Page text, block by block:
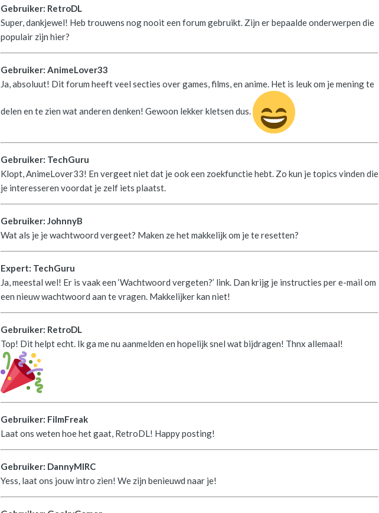
Gebruiker: RetroDL
Super, dankjewel! Heb trouwens nog nooit een forum gebruikt. Zijn er bepaalde onderwerpen die
populair zijn hier?
Gebruiker: AnimeLover33
Ja, absoluut! Dit forum heeft veel secties over games, films, en anime. Het is leuk om je mening te
delen en te zien wat anderen denken! Gewoon lekker kletsen dus.
Gebruiker: TechGuru
Klopt, AnimeLover33! En vergeet niet dat je ook een zoekfunctie hebt. Zo kun je topics vinden die
je interesseren voordat je zelf iets plaatst.
Gebruiker: JohnnyB
Wat als je je wachtwoord vergeet? Maken ze het makkelijk om je te resetten?
Expert: TechGuru
Ja, meestal wel! Er is vaak een ‘Wachtwoord vergeten?’ link. Dan krijg je instructies per e-mail om
een nieuw wachtwoord aan te vragen. Makkelijker kan niet!
Gebruiker: RetroDL
Top! Dit helpt echt. Ik ga me nu aanmelden en hopelijk snel wat bijdragen! Thnx allemaal!
Gebruiker: FilmFreak
Laat ons weten hoe het gaat, RetroDL! Happy posting!
Gebruiker: DannyMIRC
Yess, laat ons jouw intro zien! We zijn benieuwd naar je!